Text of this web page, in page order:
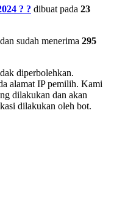
? ? dibuat pada 23
sudah menerima 295
diperbolehkan.
alamat IP pemilih. Kami
dilakukan dan akan
dilakukan oleh bot.